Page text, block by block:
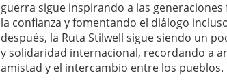
guerra sigue inspirando a las
la confianza y fomentando el diálogo
después, la Ruta Stilwell sigue siendo un
y solidaridad internacional, recordando a
amistad y el intercambio entre los pueblos.